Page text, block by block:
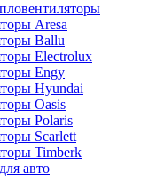
Aresa
Ballu
Electrolux
Engy
Hyundai
Oasis
Polaris
Scarlett
Timberk
авто